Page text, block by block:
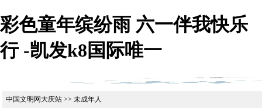
彩色童年缤纷雨 六一伴我快乐
行 -凯发k8国际唯一
中国文明网大庆站 >> 未成年人